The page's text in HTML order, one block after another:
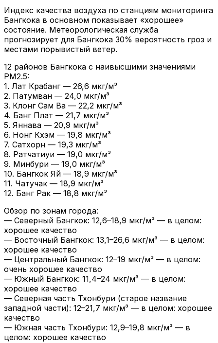
Индекс качества воздуха по станциям мониторинга
Бангкока в основном показывает «хорошее»
состояние. Метеорологическая служба
прогнозирует для Бангкока 30% вероятность гроз и
местами порывистый ветер.
12 районов Бангкока с наивысшими значениями
PM2.5:
1. Лат Крабанг — 26,6 мкг/м³
2. Патумван — 24,0 мкг/м³
3. Клонг Сам Ва — 22,2 мкг/м³
4. Банг Плат — 21,7 мкг/м³
5. Яннава — 20,9 мкг/м³
6. Нонг Кхэм — 19,8 мкг/м³
7. Сатхорн — 19,3 мкг/м³
8. Ратчатиуи — 19,0 мкг/м³
9. Минбури — 19,0 мкг/м³
10. Бангкок Яй — 18,9 мкг/м³
11. Чатучак — 18,9 мкг/м³
12. Банг Рак — 18,8 мкг/м³
Обзор по зонам города:
— Северный Бангкок: 12,6–18,9 мкг/м³ — в целом:
хорошее качество
— Восточный Бангкок: 13,1–26,6 мкг/м³ — в целом:
хорошее качество
— Центральный Бангкок: 12–19 мкг/м³ — в целом:
очень хорошее качество
— Южный Бангкок: 11,4–24 мкг/м³ — в целом:
хорошее качество
— Северная часть Тхонбури (старое название
западной части): 12–21,7 мкг/м³ — в целом: хорошее
качество
— Южная часть Тхонбури: 12,9–19,8 мкг/м³ — в
целом: хорошее качество